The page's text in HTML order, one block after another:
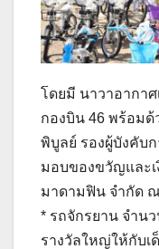
โดยมี นาวาอากา
กองบิน 46 พร้อมด้
พิบูลย์ รองผู้บังคับก
มอบของขวัญและ
มาดามฟิน จำกัด
* รถจักรยาน จำน
รางวัลใหญ่ให้กับเ